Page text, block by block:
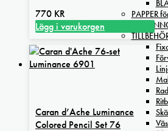
PAPPER
770 KR
Lägg i varukorgen
Caran d’Ache Luminance
Colored Pencil Set 76